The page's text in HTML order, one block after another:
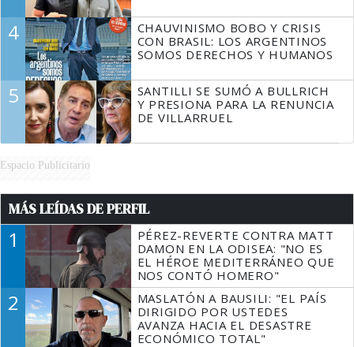
4
CHAUVINISMO BOBO Y CRISIS
CON BRASIL: LOS ARGENTINOS
SOMOS DERECHOS Y HUMANOS
5
SANTILLI SE SUMÓ A BULLRICH
Y PRESIONA PARA LA RENUNCIA
DE VILLARRUEL
Espacio Publicitario
MÁS LEÍDAS DE PERFIL
1
PÉREZ-REVERTE CONTRA MATT
DAMON EN LA ODISEA: "NO ES
EL HÉROE MEDITERRÁNEO QUE
NOS CONTÓ HOMERO"
2
MASLATÓN A BAUSILI: "EL PAÍS
DIRIGIDO POR USTEDES
AVANZA HACIA EL DESASTRE
ECONÓMICO TOTAL"